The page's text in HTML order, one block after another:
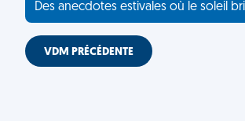
Des anecdotes estivales où le soleil
VDM PRÉCÉDENTE